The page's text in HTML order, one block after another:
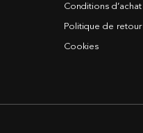
Conditions d’achat
Politique de retour
Cookies